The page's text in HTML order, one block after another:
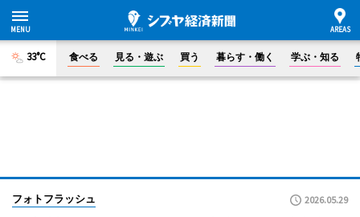
33°C 食べる 見る・遊ぶ 買う 暮らす・働く 学ぶ・知る
フォトフラッシュ 2026.05.29